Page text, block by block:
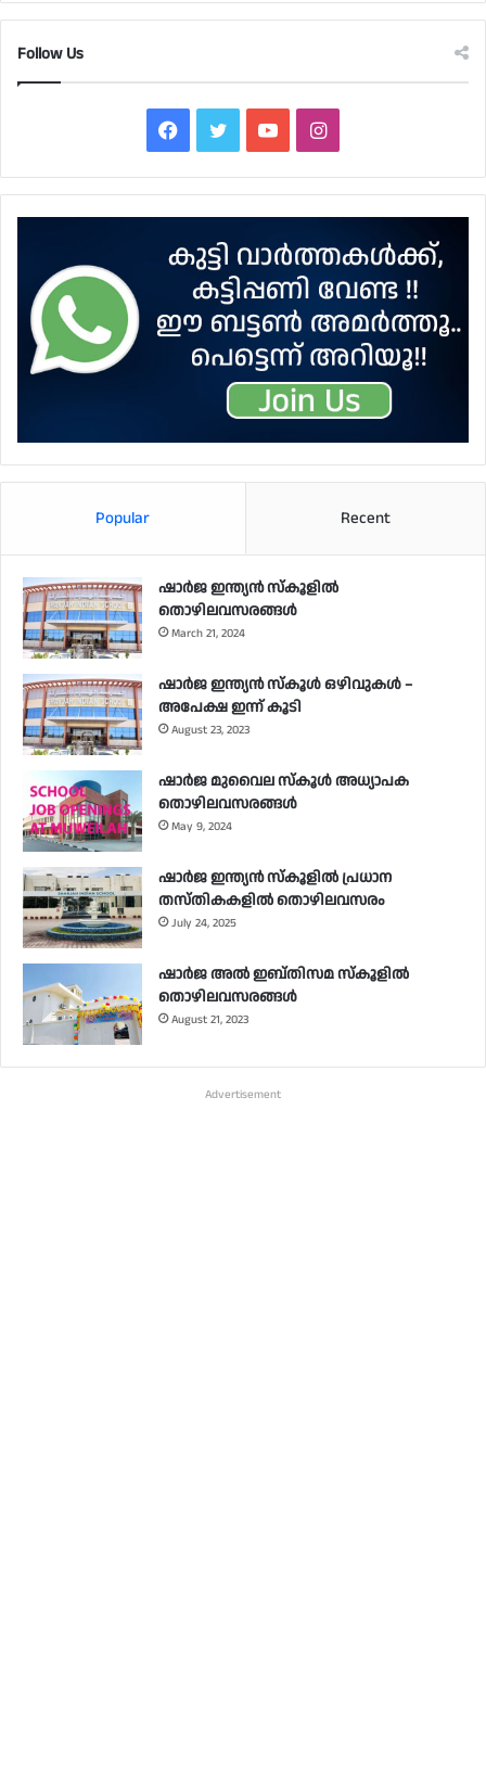
Follow Us
FacebookTwitterYouTubeInstagram
Popular Recent
ഷാർജ ഇന്ത്യൻ സ്കൂളിൽ
തൊഴിലവസരങ്ങൾ
March 21, 2024
ഷാർജ ഇന്ത്യൻ സ്‌കൂൾ ഒഴിവുകൾ –
അപേക്ഷ ഇന്ന് കൂടി
August 23, 2023
ഷാർജ മുവൈല സ്‌കൂൾ അധ്യാപക
തൊഴിലവസരങ്ങൾ
May 9, 2024
ഷാർജ ഇന്ത്യൻ സ്‌കൂളിൽ പ്രധാന
തസ്തികകളിൽ തൊഴിലവസരം
July 24, 2025
ഷാർജ അൽ ഇബ്തിസമ സ്‌കൂളിൽ
തൊഴിലവസരങ്ങൾ
August 21, 2023
Advertisement